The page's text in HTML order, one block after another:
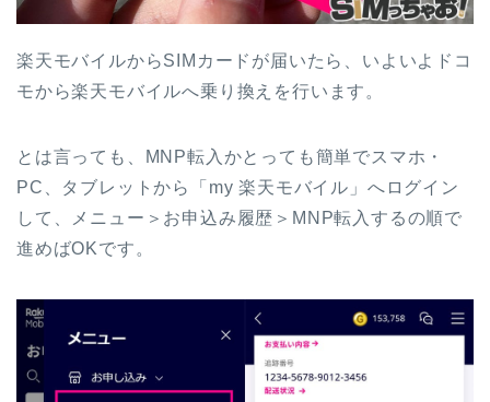
楽天モバイルからSIMカードが届いたら、いよいよドコ
モから楽天モバイルへ乗り換えを行います。
とは言っても、MNP転入かとっても簡単でスマホ・
PC、タブレットから「my 楽天モバイル」へログイン
して、メニュー＞お申込み履歴＞MNP転入するの順で
進めばOKです。